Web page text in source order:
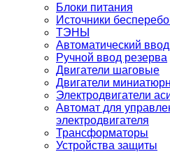
Блоки питания
Источники
ТЭНЫ
Автоматический
Ручной ввод резерва
Двигатели шаговые
Двигатели
Электродвигатели
Автомат для
электродвигателя
Трансформаторы
Устройства защиты